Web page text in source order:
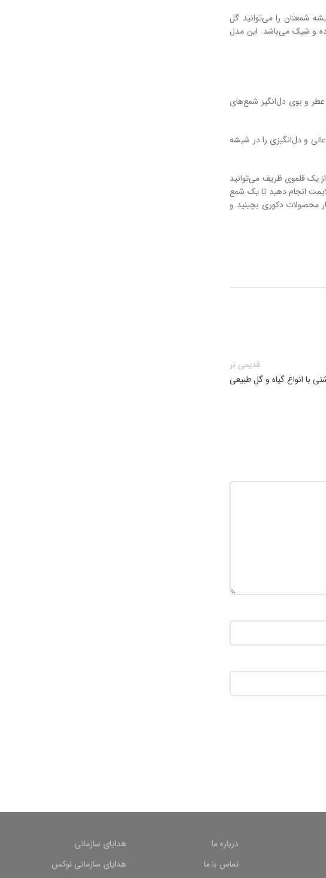
شمعتان را می‌توانید گل
و شیک می‌باشد. این مدل
و بوی دل‌انگیز شمع‌های
و دل‌انگیزی را در شیشه
یک قلموی ظریف می‌توانید
انجام دهید تا یک شمع
محصولات دکوری بچینید و
قدیمی تر
با انواع گیاه و گل طبیعی
هدایای سازمانی
هدایای سازمانی لوکس
درباره ما
تماس با ما